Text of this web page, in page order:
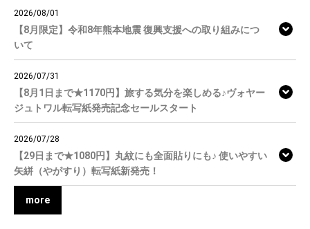
2026/08/01
【8月限定】令和8年熊本地震 復興支援への取り組みにつ
いて
2026/07/31
【8月1日まで★1170円】旅する気分を楽しめる♪ヴォヤー
ジュトワル転写紙発売記念セールスタート
2026/07/28
【29日まで★1080円】丸紋にも全面貼りにも♪ 使いやすい
矢絣（やがすり）転写紙新発売！
more